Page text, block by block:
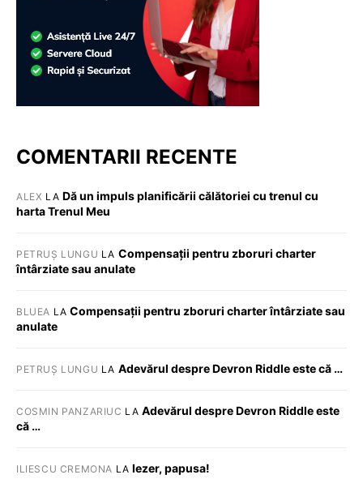
COMENTARII RECENTE
ALEX LA Dă un impuls planificării călătoriei cu trenul cu
harta Trenul Meu
PETRUȘ LUNGU LA Compensații pentru zboruri charter
întârziate sau anulate
BLUEA LACompensații pentru zboruri charter întârziate sau
anulate
PETRUȘ LUNGU LA Adevărul despre Devron Riddle este că …
COSMIN PANZARIUC LA Adevărul despre Devron Riddle este
că …
ILIESCU CREMONA LAIezer, papusa!